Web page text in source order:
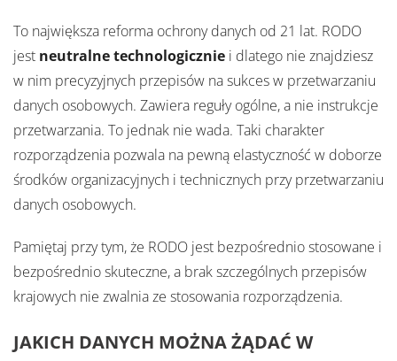
To największa reforma ochrony danych od 21 lat. RODO
jest neutralne technologicznie i dlatego nie znajdziesz
w nim precyzyjnych przepisów na sukces w przetwarzaniu
danych osobowych. Zawiera reguły ogólne, a nie instrukcje
przetwarzania. To jednak nie wada. Taki charakter
rozporządzenia pozwala na pewną elastyczność w doborze
środków organizacyjnych i technicznych przy przetwarzaniu
danych osobowych.
Pamiętaj przy tym, że RODO jest bezpośrednio stosowane i
bezpośrednio skuteczne, a brak szczególnych przepisów
krajowych nie zwalnia ze stosowania rozporządzenia.
JAKICH DANYCH MOŻNA ŻĄDAĆ W